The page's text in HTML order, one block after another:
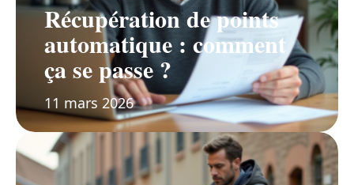
Récupération de points
automatique : comment
ça se passe ?
11 mars 2026